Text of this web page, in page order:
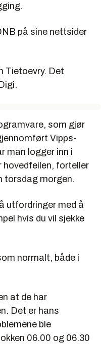
på sine nettsider
Tietoevry. Det
som gjør
Vipps-
man logger inn i
hovedfeilen, forteller
torsdag morgen.
utfordringer med å
hvis du vil sjekke
normalt, både i
at de har
Det er hans
ble
06.00 og 06.30